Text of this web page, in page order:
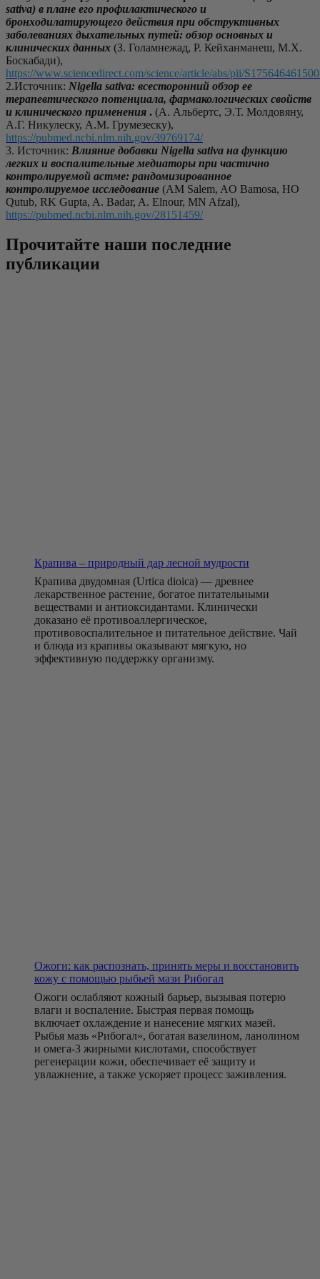
sativa) в плане его профилактического и
бронходилатирующего действия при обструктивных
заболеваниях дыхательных путей: обзор основных и
клинических данных (З. Голамнежад, Р. Кейханманеш, М.Х.
Боскабади),
https://www.sciencedirect.com/science/article/abs/pii/
2.Источник: Nigella sativa: всесторонний обзор ее
терапевтического потенциала, фармакологических свойств
и клинического применения . (А. Альбертс, Э.Т. Молдовяну,
А.Г. Никулеску, А.М. Грумезеску),
https://pubmed.ncbi.nlm.nih.gov/39769174/
3. Источник: Влияние добавки Nigella sativa на функцию
легких и воспалительные медиаторы при частично
контролируемой астме: рандомизированное
контролируемое исследование (AM Salem, AO Bamosa, HO
Qutub, RK Gupta, A. Badar, A. Elnour, MN Afzal),
https://pubmed.ncbi.nlm.nih.gov/28151459/
Прочитайте наши последние
публикации
Крапива – природный дар лесной мудрости
Крапива двудомная (Urtica dioica) — древнее
лекарственное растение, богатое питательными
веществами и антиоксидантами. Клинически
доказано её противоаллергическое,
противовоспалительное и питательное действие. Чай
и блюда из крапивы оказывают мягкую, но
эффективную поддержку организму.
Ожоги: как распознать, принять меры и восстановить
кожу с помощью рыбьей мази Рибогал
Ожоги ослабляют кожный барьер, вызывая потерю
влаги и воспаление. Быстрая первая помощь
включает охлаждение и нанесение мягких мазей.
Рыбья мазь «Рибогал», богатая вазелином, ланолином
и омега-3 жирными кислотами, способствует
регенерации кожи, обеспечивает её защиту и
увлажнение, а также ускоряет процесс заживления.